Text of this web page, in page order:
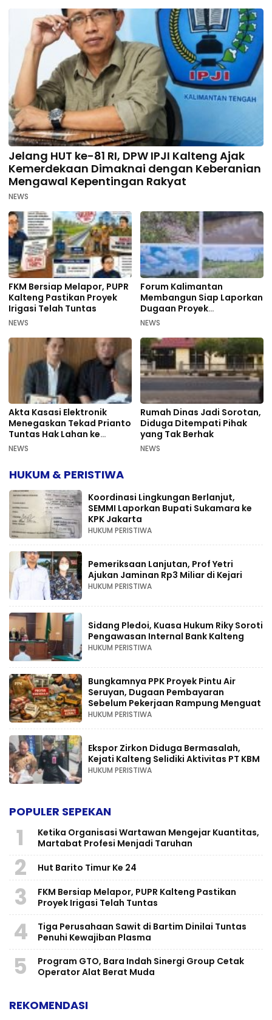
Jelang HUT ke-81 RI, DPW IPJI Kalteng Ajak
Kemerdekaan Dimaknai dengan Keberanian
Mengawal Kepentingan Rakyat
NEWS
FKM Bersiap Melapor, PUPR
Kalteng Pastikan Proyek
Irigasi Telah Tuntas
NEWS
Forum Kalimantan
Membangun Siap Laporkan
Dugaan Proyek
Bermasalah PUPR Kalteng
NEWS
Akta Kasasi Elektronik
Menegaskan Tekad Prianto
Tuntas Hak Lahan ke
Mahkamah Agung
NEWS
Rumah Dinas Jadi Sorotan,
Diduga Ditempati Pihak
yang Tak Berhak
NEWS
HUKUM & PERISTIWA
Koordinasi Lingkungan Berlanjut,
SEMMI Laporkan Bupati Sukamara ke
KPK Jakarta
HUKUM PERISTIWA
Pemeriksaan Lanjutan, Prof Yetri
Ajukan Jaminan Rp3 Miliar di Kejari
HUKUM PERISTIWA
Sidang Pledoi, Kuasa Hukum Riky Soroti
Pengawasan Internal Bank Kalteng
HUKUM PERISTIWA
Bungkamnya PPK Proyek Pintu Air
Seruyan, Dugaan Pembayaran
Sebelum Pekerjaan Rampung Menguat
HUKUM PERISTIWA
Ekspor Zirkon Diduga Bermasalah,
Kejati Kalteng Selidiki Aktivitas PT KBM
HUKUM PERISTIWA
POPULER SEPEKAN
1
Ketika Organisasi Wartawan Mengejar Kuantitas,
Martabat Profesi Menjadi Taruhan
2 Hut Barito Timur Ke 24
3
FKM Bersiap Melapor, PUPR Kalteng Pastikan
Proyek Irigasi Telah Tuntas
4
Tiga Perusahaan Sawit di Bartim Dinilai Tuntas
Penuhi Kewajiban Plasma
5
Program GTO, Bara Indah Sinergi Group Cetak
Operator Alat Berat Muda
REKOMENDASI